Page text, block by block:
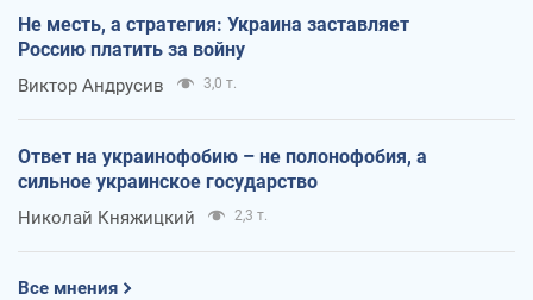
Не месть, а стратегия: Украина заставляет
Россию платить за войну
Виктор Андрусив 3,0 т.
Ответ на украинофобию – не полонофобия, а
сильное украинское государство
Николай Княжицкий 2,3 т.
Все мнения